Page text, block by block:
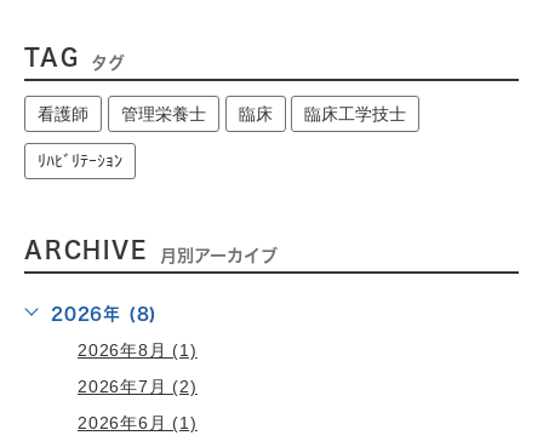
TAG タグ
看護師 管理栄養士 臨床 臨床工学技士
ﾘﾊﾋﾞﾘﾃｰｼｮﾝ
ARCHIVE 月別アーカイブ
2026年 (8)
2026年8月 (1)
2026年7月 (2)
2026年6月 (1)